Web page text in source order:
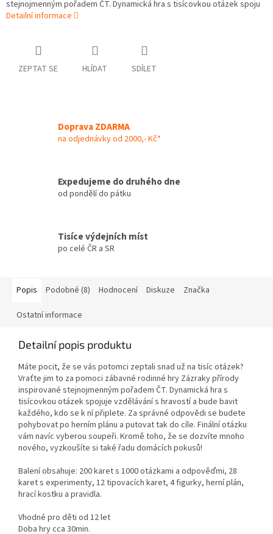
stejnojmenným pořadem ČT. Dynamická hra s tisícovkou otázek spoju
Detailní informace
ZEPTAT SE HLÍDAT SDÍLET
Doprava ZDARMA
na odjednávky od 2000,- Kč*
Expedujeme do druhého dne
od pondělí do pátku
Tisíce výdejních míst
po celé ČR a SR
Popis Podobné (8) Hodnocení Diskuze Značka
Ostatní informace
Detailní popis produktu
Máte pocit, že se vás potomci zeptali snad už na tisíc otázek?
Vraťte jim to za pomoci zábavné rodinné hry Zázraky přírody
inspirované stejnojmenným pořadem ČT. Dynamická hra s
tisícovkou otázek spojuje vzdělávání s hravostí a bude bavit
každého, kdo se k ní připlete. Za správné odpovědi se budete
pohybovat po herním plánu a putovat tak do cíle. Finální otázku
vám navíc vyberou soupeři. Kromě toho, že se dozvíte mnoho
nového, vyzkoušíte si také řadu domácích pokusů!
Balení obsahuje: 200 karet s 1000 otázkami a odpověďmi, 28
karet s experimenty, 12 tipovacích karet, 4 figurky, herní plán,
hrací kostku a pravidla.
Vhodné pro děti od 12 let
Doba hry cca 30min.